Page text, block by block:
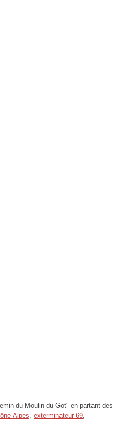
du Moulin du Got" en partant des
Alpes exterminateur 69